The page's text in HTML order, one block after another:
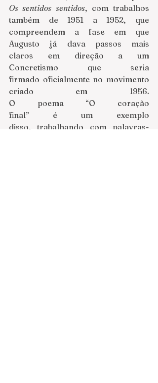
Os sentidos sentidos, com trabalhos
também de 1951 a 1952, que
compreendem a fase em que
Augusto já dava passos mais
claros em direção a um
Concretismo que seria
firmado oficialmente no movimento
criado em 1956.
O poema “O coração
final” é um exemplo
disso, trabalhando com palavras-